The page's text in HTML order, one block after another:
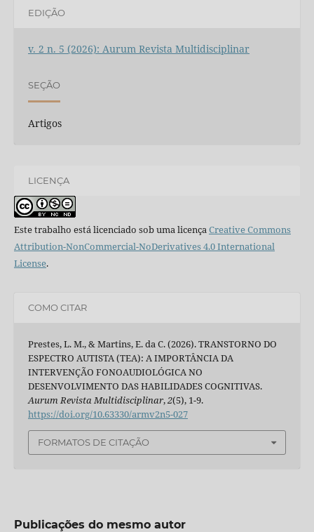
EDIÇÃO
v. 2 n. 5 (2026): Aurum Revista Multidisciplinar
SEÇÃO
Artigos
LICENÇA
Este trabalho está licenciado sob uma licençaCreative Commons
Attribution-NonCommercial-NoDerivatives 4.0 International
License.
COMO CITAR
Prestes, L. M., & Martins, E. da C. (2026). TRANSTORNO DO
ESPECTRO AUTISTA (TEA): A IMPORTÂNCIA DA
INTERVENÇÃO FONOAUDIOLÓGICA NO
DESENVOLVIMENTO DAS HABILIDADES COGNITIVAS.
Aurum Revista Multidisciplinar,2(5), 1-9.
https://doi.org/10.63330/armv2n5-027
FORMATOS DE CITAÇÃO
Publicações do mesmo autor